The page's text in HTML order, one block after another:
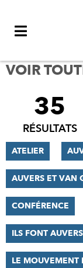
VOIR
FILTRER
RÉSULTATS
35
RÉSULTATS
ATELIER
AUVERS ET VAN
CONFÉRENCE
ILS FONT
LE MOUVEMENT